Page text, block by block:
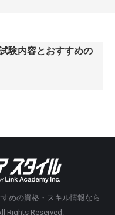
験内容とおすすめの
めの資格・スキル情報なら
Rights Reserved.